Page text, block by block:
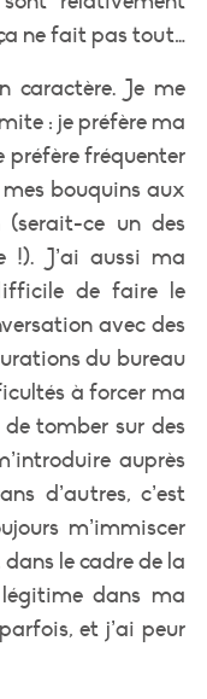
ne fait pas tout…
caractère. Je me
: je préfère ma
préfère fréquenter
bouquins aux
(serait-ce un des
!). J’ai aussi ma
de faire le
avec des
du bureau
à forcer ma
tomber sur des
auprès
d’autres, c’est
m’immiscer
le cadre de la
dans ma
et j’ai peur